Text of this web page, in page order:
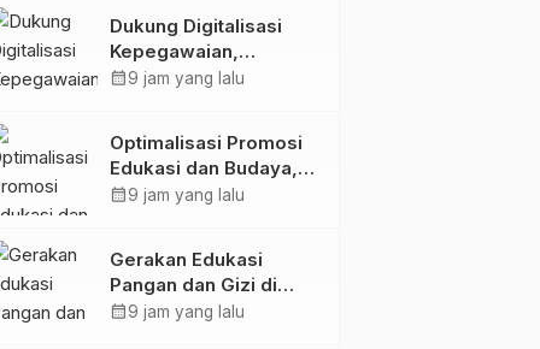
Dukung Digitalisasi
Kepegawaian,
DPMPTSP Sulbar Siap
calendar_month9 jam yang lalu
Optimalisasi Promosi
Edukasi dan Budaya,
Anjungan Provinsi
Bersama Sky World
TMII
calendar_month9 jam yang lalu
Gerakan Edukasi
Pangan dan Gizi di
Mamasa: Tingkatkan
calendar_month9 jam yang lalu